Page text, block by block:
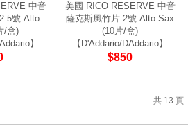
中音
號 Alto
/盒)
】
美國 RICO RESERVE 中音
薩克斯風竹片 2號 Alto Sax
(10片/盒)
【D'Addario/DAddario】
$850
共 13 頁